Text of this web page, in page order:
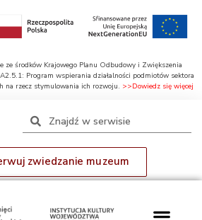
ze środków Krajowego Planu Odbudowy i Zwiększenia
Program wspierania działalności podmiotów sektora
na rzecz stymulowania ich rozwoju. >>Dowiedz się więcej
zwiedzanie muzeum